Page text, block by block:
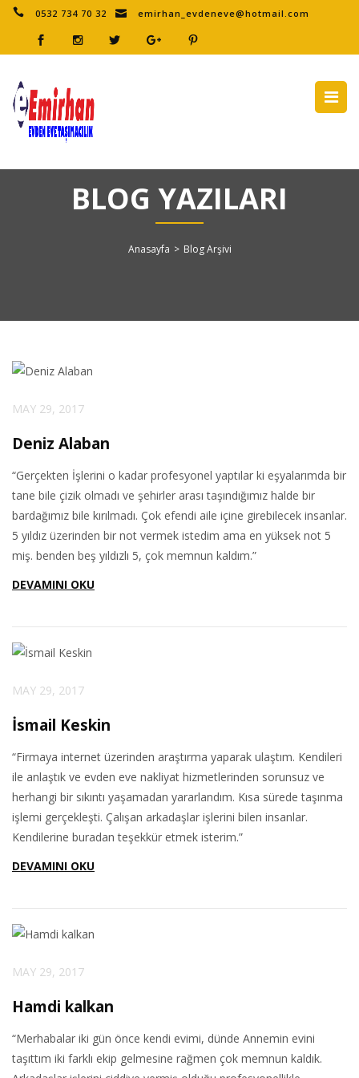
0532 734 70 32 emirhan_evdeneve@hotmail.com
BLOG YAZILARI
Anasayfa > Blog Arşivi
MAY 29, 2017
Deniz Alaban
“Gerçekten İşlerini o kadar profesyonel yaptılar ki eşyalarımda bir
tane bile çizik olmadı ve şehirler arası taşındığımız halde bir
bardağımız bile kırılmadı. Çok efendi aile içine girebilecek insanlar.
5 yıldız üzerinden bir not vermek istedim ama en yüksek not 5
miş. benden beş yıldızlı 5, çok memnun kaldım.”
DEVAMINI OKU
MAY 29, 2017
İsmail Keskin
“Firmaya internet üzerinden araştırma yaparak ulaştım. Kendileri
ile anlaştık ve evden eve nakliyat hizmetlerinden sorunsuz ve
herhangi bir sıkıntı yaşamadan yararlandım. Kısa sürede taşınma
işlemi gerçekleşti. Çalışan arkadaşlar işlerini bilen insanlar.
Kendilerine buradan teşekkür etmek isterim.”
DEVAMINI OKU
MAY 29, 2017
Hamdi kalkan
“Merhabalar iki gün önce kendi evimi, dünde Annemin evini
taşıttım iki farklı ekip gelmesine rağmen çok memnun kaldık.